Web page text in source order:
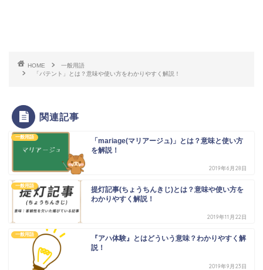
HOME
一般用語
「パテント」とは？意味や使い方をわかりやすく解説！
関連記事
一般用語
「mariage(マリアージュ)」とは？意味と使い方
を解説！
2019年6月28日
一般用語
提灯記事(ちょうちんきじ)とは？意味や使い方を
わかりやすく解説！
2019年11月22日
一般用語
『アハ体験』とはどういう意味？わかりやすく解
説！
2019年9月23日